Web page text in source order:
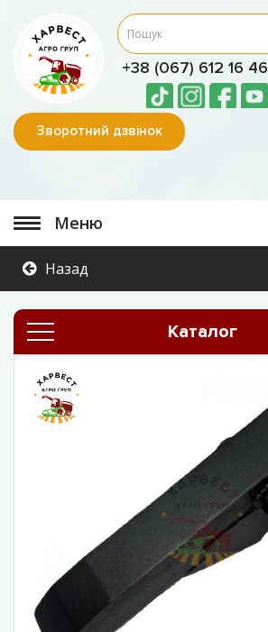
+38 (067) 612 16 46
Зворотний дзвінок
Меню
Назад
Каталог